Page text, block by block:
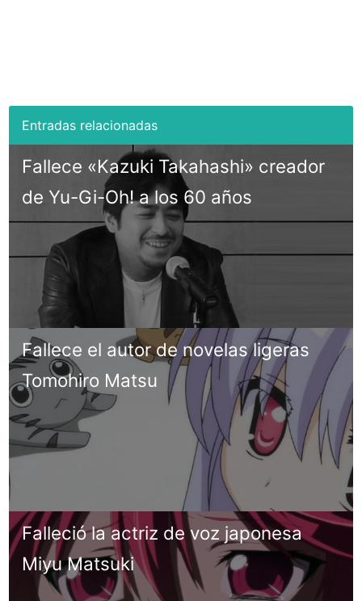
Fallece «Kazuki Takahashi» creador
de Yu-Gi-Oh! a los 60 años
Fallece el autor de novelas ligeras
Tomohiro Matsu
Falleció la actriz de voz japonesa
Miyu Matsuki